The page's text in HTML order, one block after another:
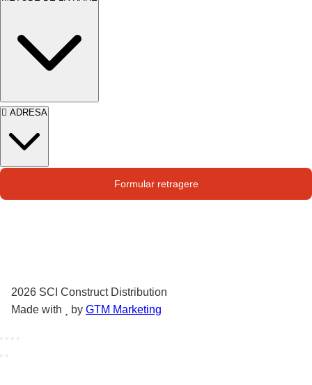
ADRESA
Formular retragere
2026 SCI Construct Distribution
Made with
by GTM Marketing